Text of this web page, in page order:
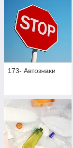
173- Автознаки